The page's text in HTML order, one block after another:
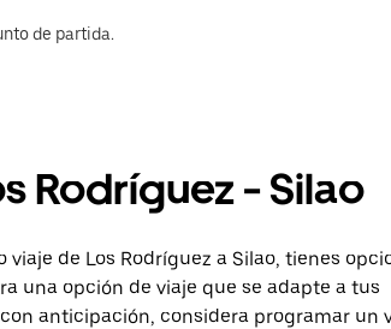
de partida.
Rodríguez - Silao
de Los Rodríguez a Silao, tienes
una opción de viaje que se adapte a tus
anticipación, considera programar un